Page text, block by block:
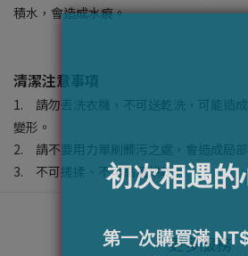
積水，會造成水痕。
清潔注意事項
1. 請勿丟洗衣機，不可送乾洗，可能造
變形。
2. 請不要用力單刷髒污之處，會造成局部
3. 不可搓揉、不可高溫烘乾。
更多服務